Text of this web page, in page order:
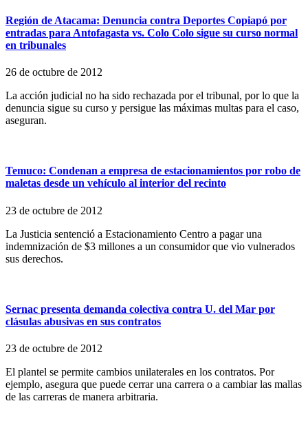
Región de Atacama: Denuncia contra Deportes Copiapó por
entradas para Antofagasta vs. Colo Colo sigue su curso normal
en tribunales
26 de octubre de 2012
La acción judicial no ha sido rechazada por el tribunal, por lo que la
denuncia sigue su curso y persigue las máximas multas para el caso,
aseguran.
Temuco: Condenan a empresa de estacionamientos por robo de
maletas desde un vehículo al interior del recinto
23 de octubre de 2012
La Justicia sentenció a Estacionamiento Centro a pagar una
indemnización de $3 millones a un consumidor que vio vulnerados
sus derechos.
Sernac presenta demanda colectiva contra U. del Mar por
clásulas abusivas en sus contratos
23 de octubre de 2012
El plantel se permite cambios unilaterales en los contratos. Por
ejemplo, asegura que puede cerrar una carrera o a cambiar las mallas
de las carreras de manera arbitraria.